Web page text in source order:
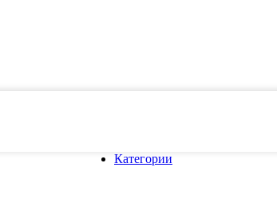
Категории